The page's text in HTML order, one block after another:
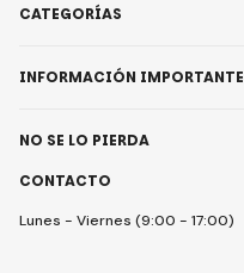
CONTACTO
Lunes - Viernes (9:00 - 17:00)
CATEGORÍAS
INFORMACIÓN IMPORTANTE
NO SE LO PIERDA